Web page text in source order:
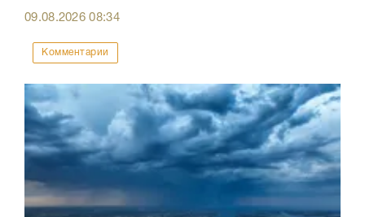
09.08.202608:34
Комментарии